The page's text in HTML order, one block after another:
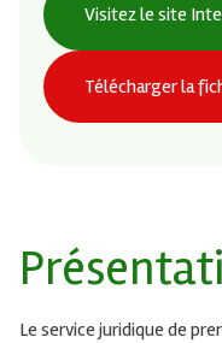
Visitez le site
Télécharger la
Le service juridique de